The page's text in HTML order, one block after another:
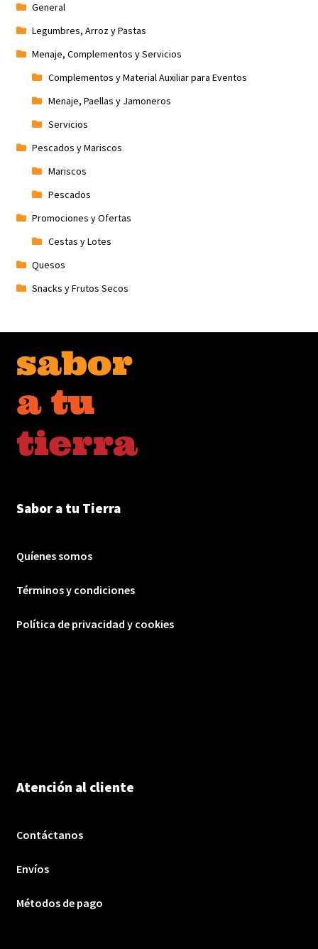
General
Legumbres, Arroz y Pastas
Menaje, Complementos y Servicios
Complementos y Material Auxiliar para Eventos
Menaje, Paellas y Jamoneros
Servicios
Pescados y Mariscos
Mariscos
Pescados
Promociones y Ofertas
Cestas y Lotes
Quesos
Snacks y Frutos Secos
Sabor a tu Tierra
Quíenes somos
Términos y condiciones
Política de privacidad y cookies
Atención al cliente
Contáctanos
Envíos
Métodos de pago